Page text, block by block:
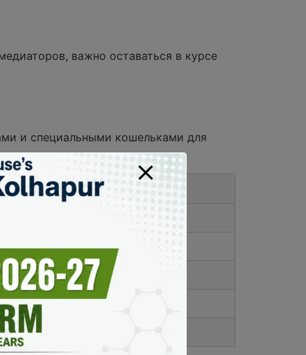
важно оставаться в курсе
и специальными кошельками для
Риск